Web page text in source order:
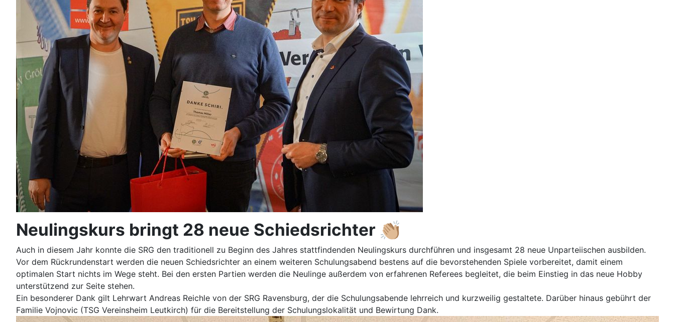
Neulingskurs bringt 28 neue Schiedsrichter 👏🏼
Auch in diesem Jahr konnte die SRG den traditionell zu Beginn des Jahres stattfindenden Neulingskurs durchführen und insgesamt 28 neue Unparteiischen ausbilden.
Vor dem Rückrundenstart werden die neuen Schiedsrichter an einem weiteren Schulungsabend bestens auf die bevorstehenden Spiele vorbereitet, damit einem
optimalen Start nichts im Wege steht. Bei den ersten Partien werden die Neulinge außerdem von erfahrenen Referees begleitet, die beim Einstieg in das neue Hobby
unterstützend zur Seite stehen.
Ein besonderer Dank gilt Lehrwart Andreas Reichle von der SRG Ravensburg, der die Schulungsabende lehrreich und kurzweilig gestaltete. Darüber hinaus gebührt der
Familie Vojnovic (TSG Vereinsheim Leutkirch) für die Bereitstellung der Schulungslokalität und Bewirtung Dank.